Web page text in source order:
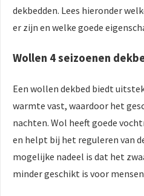
dekbedden. Lees hieronder
er zijn en welke goede
Wollen 4 seizoenen
Een wollen dekbed biedt
warmte vast, waardoor het
nachten. Wol heeft goede
en helpt bij het reguleren van
mogelijke nadeel is dat het
minder geschikt is voor